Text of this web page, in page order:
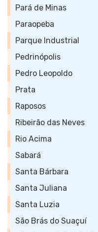
Pará de Minas
Paraopeba
Parque Industrial
Pedrinópolis
Pedro Leopoldo
Prata
Raposos
Ribeirão das Neves
Rio Acima
Sabará
Santa Bárbara
Santa Juliana
Santa Luzia
São Brás do Suaçuí